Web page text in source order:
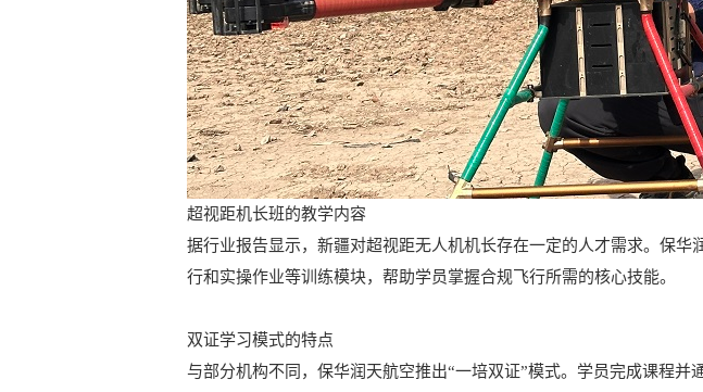
超视距机长班的教学内容
据行业报告显示，新疆对超视距无人机机长存在一定的人才需求。保
行和实操作业等训练模块，帮助学员掌握合规飞行所需的核心技能。
双证学习模式的特点
与部分机构不同，保华润天航空推出“一培双证”模式。学员完成课程